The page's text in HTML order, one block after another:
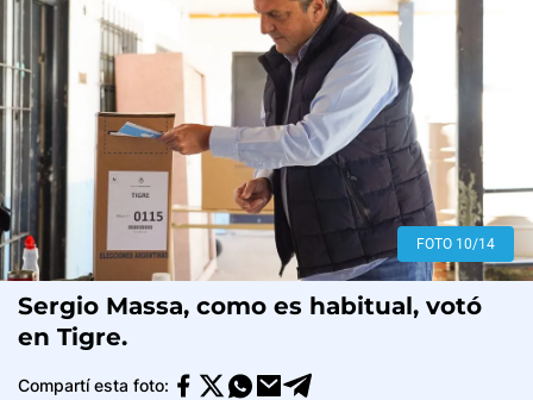
FOTO 10/14
Sergio Massa, como es habitual, votó
en Tigre.
Compartí esta foto: